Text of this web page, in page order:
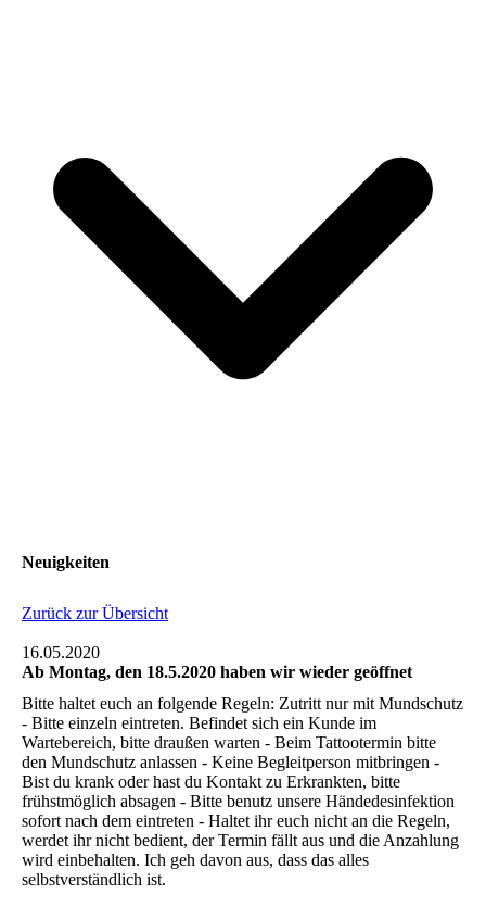
Neuigkeiten
Zurück zur Übersicht
16.05.2020
Ab Montag, den 18.5.2020 haben wir wieder geöffnet
Bitte haltet euch an folgende Regeln: Zutritt nur mit Mundschutz
- Bitte einzeln eintreten. Befindet sich ein Kunde im
Wartebereich, bitte draußen warten - Beim Tattootermin bitte
den Mundschutz anlassen - Keine Begleitperson mitbringen -
Bist du krank oder hast du Kontakt zu Erkrankten, bitte
frühstmöglich absagen - Bitte benutz unsere Händedesinfektion
sofort nach dem eintreten - Haltet ihr euch nicht an die Regeln,
werdet ihr nicht bedient, der Termin fällt aus und die Anzahlung
wird einbehalten. Ich geh davon aus, dass das alles
selbstverständlich ist.